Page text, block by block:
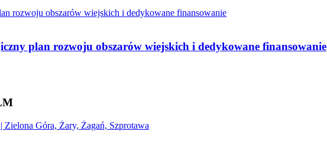
plan rozwoju obszarów wiejskich i dedykowane finansowanie